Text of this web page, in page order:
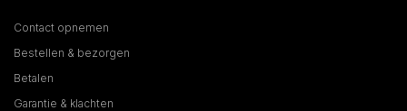
Contact opnemen
Bestellen & bezorgen
Betalen
Garantie & klachten